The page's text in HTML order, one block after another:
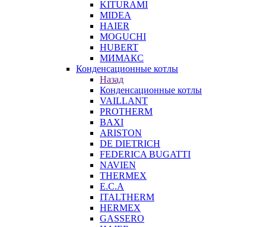
KITURAMI
MIDEA
HAIER
MOGUCHI
HUBERT
МИМАКС
Конденсационные котлы
Назад
Конденсационные котлы
VAILLANT
PROTHERM
BAXI
ARISTON
DE DIETRICH
FEDERICA BUGATTI
NAVIEN
THERMEX
E.C.A
ITALTHERM
HERMEX
GASSERO